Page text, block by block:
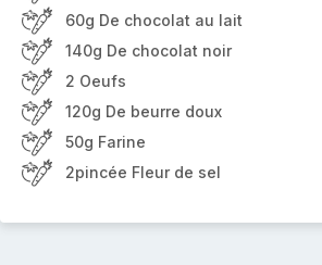
60g De chocolat au lait
140g De chocolat noir
2 Oeufs
120g De beurre doux
50g Farine
2pincée Fleur de sel